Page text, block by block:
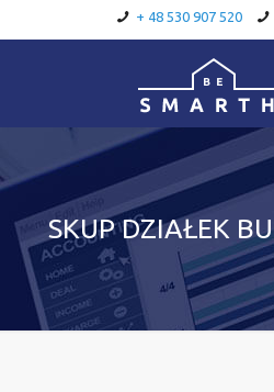
+ 48 530 907 520
SKUP DZIAŁEK